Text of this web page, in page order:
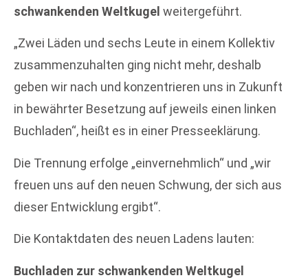
schwankenden Weltkugel weitergeführt.
„Zwei Läden und sechs Leute in einem Kollektiv
zusammenzuhalten ging nicht mehr, deshalb
geben wir nach und konzentrieren uns in Zukunft
in bewährter Besetzung auf jeweils einen linken
Buchladen“, heißt es in einer Presseeklärung.
Die Trennung erfolge „einvernehmlich“ und „wir
freuen uns auf den neuen Schwung, der sich aus
dieser Entwicklung ergibt“.
Die Kontaktdaten des neuen Ladens lauten:
Buchladen zur schwankenden Weltkugel